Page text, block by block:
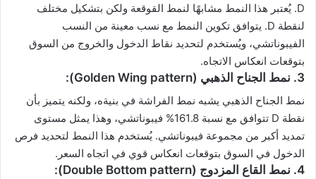
D. يُعتبر هذا النمط مشابهًا لنمط القوقعة ولكن بتشكيل مختلف
لنقطة D. يتوافق تكوين النمط مع نسب معينة من النسب
الفيبوناتشي، ويُستخدم لتحديد نقاط الدخول والخروج من السوق
بتوقعات انعكاس الاتجاه.
3. نمط الجناح الذهبي (Golden Wing pattern):
نمط الجناح الذهبي يشبه نمط الفراشة في بنيةه، ولكنه يتميز بأن
نقطة D تتوافق مع نسبة 161.8% فيبوناتشي، وهذا يمثل مستوى
تمديد أكبر من مجموعة فيبوناتشي. يُستخدم هذا النمط لتحديد فرص
الدخول في السوق بتوقعات انعكاس قوي في اتجاه السعر.
4. نمط القاع المزدوج (Double Bottom pattern):